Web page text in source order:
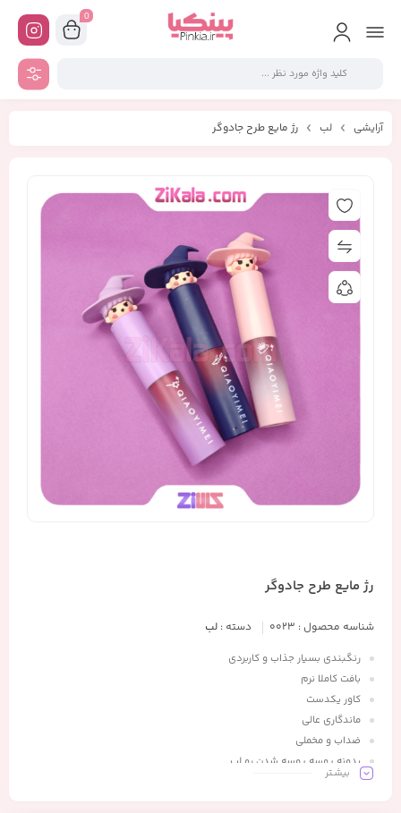
0
آرایشی لب رژ مایع طرح جادوگر
رژ مایع طرح جادوگر
شناسه محصول : 0023 دسته : لب
رنگبندی بسیار جذاب و کاربردی
بافت کاملا نرم
کاور یکدست
ماندگاری عالی
ضداب و مخملی
بدونه پوسه پوسه شدن رو لب
بیشـتر